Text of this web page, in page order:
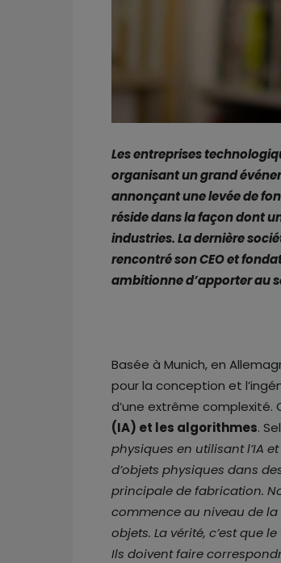
Les entreprises
organisant un grand
annonçant une levée de
réside dans la façon dont
industries. La dernière
rencontré son CEO et
ambitionne d’apporter au
Basée à Munich, en
pour la conception et
d’une extrême complexité.
(IA) et les algorithmes.
physiques en utilisant l’IA
d’objets physiques dans
principale de fabrication.
commence au niveau de
objets. La vérité, c’est que
Ils doivent faire